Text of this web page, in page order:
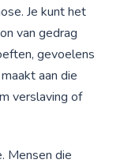
Je kunt het
van gedrag
gevoelens
aan die
verslaving of
Mensen die